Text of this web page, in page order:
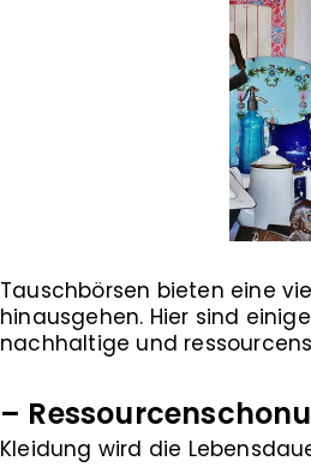
Tauschbörsen bieten eine
hinausgehen. Hier sind
nachhaltige und
–
Kleidung wird die